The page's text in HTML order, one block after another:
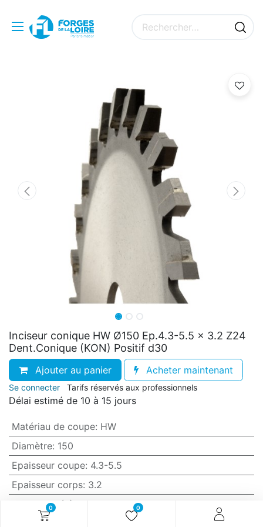
0 0
Inciseur conique HW Ø150 Ep.4.3-5.5 x 3.2 Z24
Dent.Conique (KON) Positif d30
Ajouter au panier Acheter maintenant
Se connecter Tarifs réservés aux professionnels
Délai estimé de 10 à 15 jours
Matériau de coupe: HW
Diamètre: 150
Epaisseur coupe: 4.3-5.5
Epaisseur corps: 3.2
Nb. coupe (Z)
Denture: